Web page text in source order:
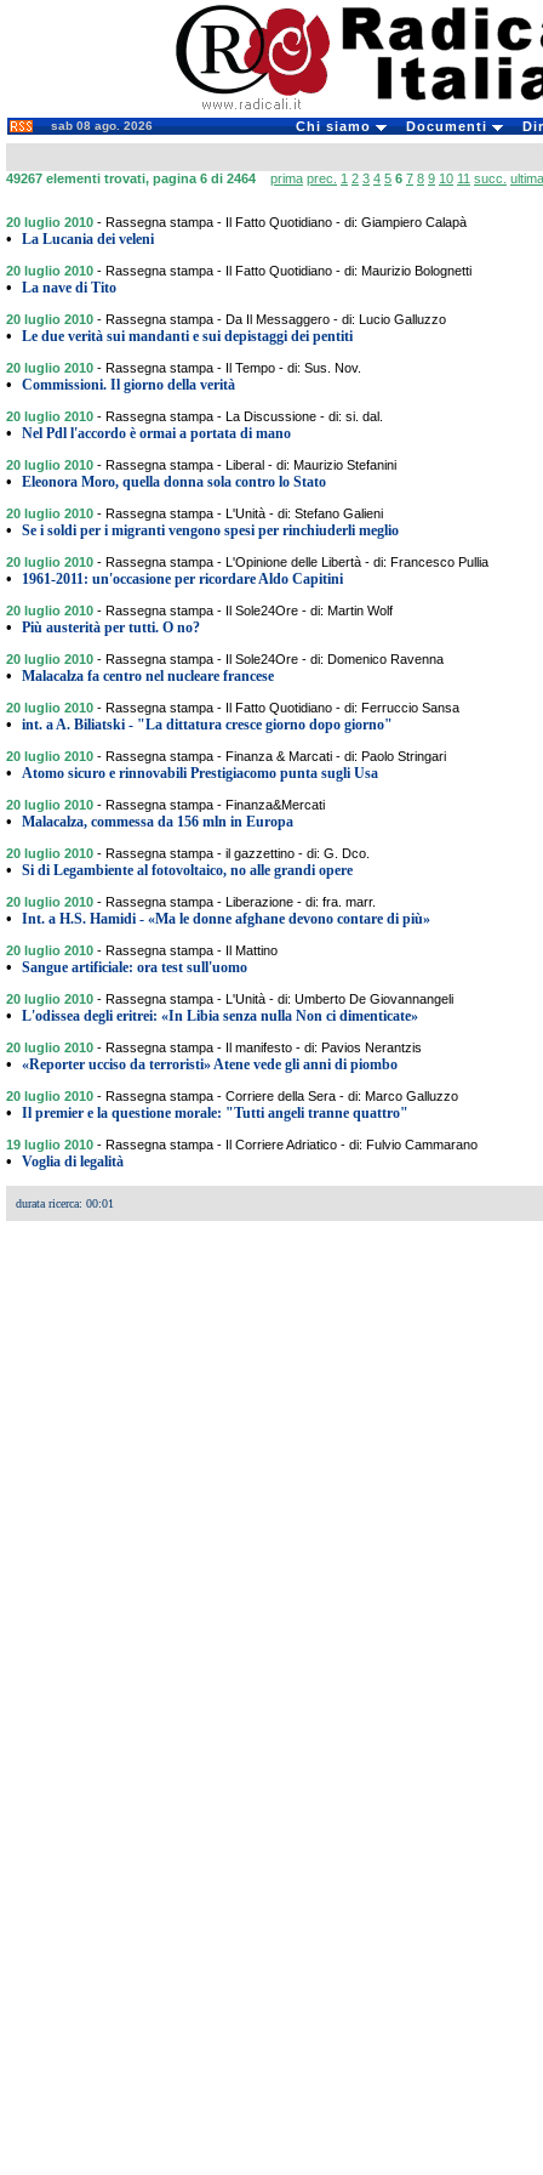
sab 08 ago. 2026 Chi siamo Documenti
49267 elementi trovati, pagina 6 di 2464 prima prec. 1 2 3 4 5 6 7 8 9 10 11 succ. ultima
20 luglio 2010 - Rassegna stampa - Il Fatto Quotidiano - di: Giampiero Calapà
• La Lucania dei veleni
20 luglio 2010 - Rassegna stampa - Il Fatto Quotidiano - di: Maurizio Bolognetti
• La nave di Tito
20 luglio 2010 - Rassegna stampa - Da Il Messaggero - di: Lucio Galluzzo
• Le due verità sui mandanti e sui depistaggi dei pentiti
20 luglio 2010 - Rassegna stampa - Il Tempo - di: Sus. Nov.
• Commissioni. Il giorno della verità
20 luglio 2010 - Rassegna stampa - La Discussione - di: si. dal.
• Nel Pdl l'accordo è ormai a portata di mano
20 luglio 2010 - Rassegna stampa - Liberal - di: Maurizio Stefanini
• Eleonora Moro, quella donna sola contro lo Stato
20 luglio 2010 - Rassegna stampa - L'Unità - di: Stefano Galieni
• Se i soldi per i migranti vengono spesi per rinchiuderli meglio
20 luglio 2010 - Rassegna stampa - L'Opinione delle Libertà - di: Francesco Pullia
• 1961-2011: un'occasione per ricordare Aldo Capitini
20 luglio 2010 - Rassegna stampa - Il Sole24Ore - di: Martin Wolf
• Più austerità per tutti. O no?
20 luglio 2010 - Rassegna stampa - Il Sole24Ore - di: Domenico Ravenna
• Malacalza fa centro nel nucleare francese
20 luglio 2010 - Rassegna stampa - Il Fatto Quotidiano - di: Ferruccio Sansa
• int. a A. Biliatski - "La dittatura cresce giorno dopo giorno"
20 luglio 2010 - Rassegna stampa - Finanza & Marcati - di: Paolo Stringari
• Atomo sicuro e rinnovabili Prestigiacomo punta sugli Usa
20 luglio 2010 - Rassegna stampa - Finanza&Mercati
• Malacalza, commessa da 156 mln in Europa
20 luglio 2010 - Rassegna stampa - il gazzettino - di: G. Dco.
• Si di Legambiente al fotovoltaico, no alle grandi opere
20 luglio 2010 - Rassegna stampa - Liberazione - di: fra. marr.
• Int. a H.S. Hamidi - «Ma le donne afghane devono contare di più»
20 luglio 2010 - Rassegna stampa - Il Mattino
• Sangue artificiale: ora test sull'uomo
20 luglio 2010 - Rassegna stampa - L'Unità - di: Umberto De Giovannangeli
• L'odissea degli eritrei: «In Libia senza nulla Non ci dimenticate»
20 luglio 2010 - Rassegna stampa - Il manifesto - di: Pavios Nerantzis
• «Reporter ucciso da terroristi» Atene vede gli anni di piombo
20 luglio 2010 - Rassegna stampa - Corriere della Sera - di: Marco Galluzzo
• Il premier e la questione morale: "Tutti angeli tranne quattro"
19 luglio 2010 - Rassegna stampa - Il Corriere Adriatico - di: Fulvio Cammarano
• Voglia di legalità
durata ricerca: 00:01